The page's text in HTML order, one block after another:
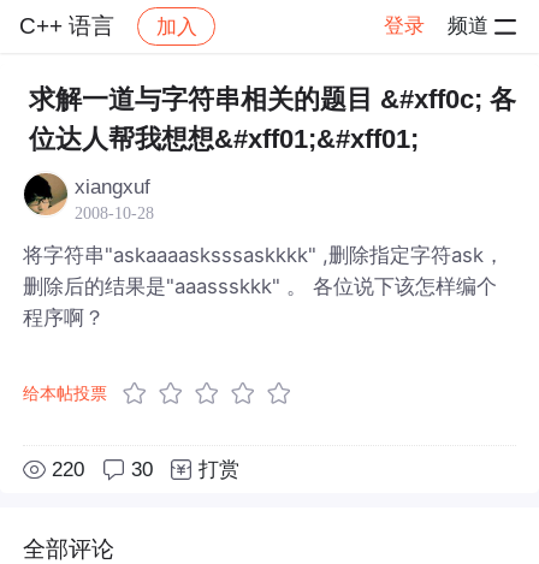
C++ 语言 加入 登录 频道
社区 C++ 语言 帖子详情
求解一道与字符串相关的题目 &#xff0c; 各
位达人帮我想想&#xff01;&#xff01;
xiangxuf
2008-10-28
将字符串"askaaaasksssaskkkk" ,删除指定字符ask，
删除后的结果是"aaassskkk" 。 各位说下该怎样编个
程序啊？
给本帖投票
220 30 打赏
全部评论